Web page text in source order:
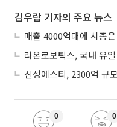
김우람 기자의 주요 뉴스
0 0